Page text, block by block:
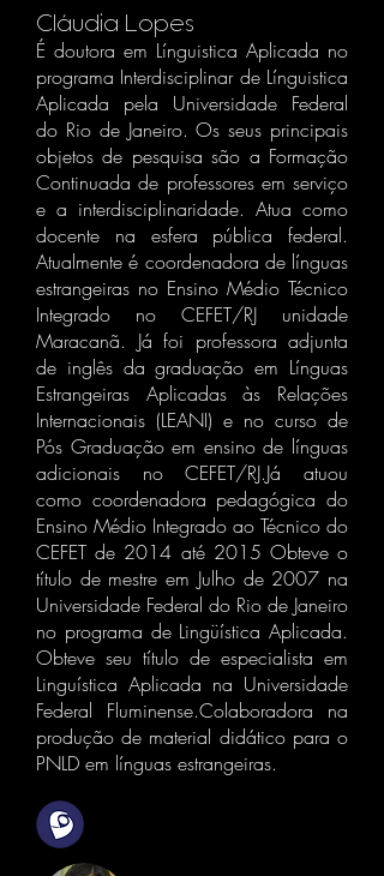
Cláudia Lopes
É doutora em Línguistica Aplicada no
programa Interdisciplinar de Línguistica
Aplicada pela Universidade Federal
do Rio de Janeiro. Os seus principais
objetos de pesquisa são a Formação
Continuada de professores em serviço
e a interdisciplinaridade. Atua como
docente na esfera pública federal.
Atualmente é coordenadora de línguas
estrangeiras no Ensino Médio Técnico
Integrado no CEFET/RJ unidade
Maracanã. Já foi professora adjunta
de inglês da graduação em Línguas
Estrangeiras Aplicadas às Relações
Internacionais (LEANI) e no curso de
Pós Graduação em ensino de línguas
adicionais no CEFET/RJ.Já atuou
como coordenadora pedagógica do
Ensino Médio Integrado ao Técnico do
CEFET de 2014 até 2015 Obteve o
título de mestre em Julho de 2007 na
Universidade Federal do Rio de Janeiro
no programa de Lingüística Aplicada.
Obteve seu título de especialista em
Linguística Aplicada na Universidade
Federal Fluminense.Colaboradora na
produção de material didático para o
PNLD em línguas estrangeiras.